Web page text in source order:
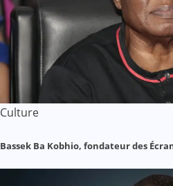
Culture
Bassek Ba Kobhio, fondateur des